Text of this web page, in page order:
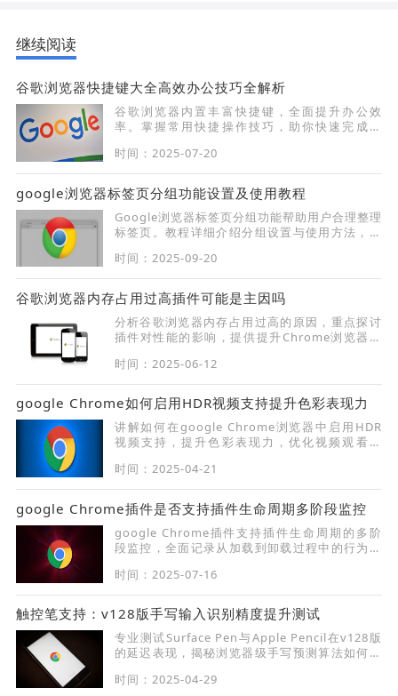
继续阅读
谷歌浏览器快捷键大全高效办公技巧全解析
谷歌浏览器内置丰富快捷键，全面提升办公效
率。掌握常用快捷操作技巧，助你快速完成任
时间：2025-07-20
google浏览器标签页分组功能设置及使用教程
Google浏览器标签页分组功能帮助用户合理整理
标签页。教程详细介绍分组设置与使用方法，提
时间：2025-09-20
谷歌浏览器内存占用过高插件可能是主因吗
分析谷歌浏览器内存占用过高的原因，重点探讨
插件对性能的影响，提供提升Chrome浏览器运
时间：2025-06-12
google Chrome如何启用HDR视频支持提升色彩表现力
讲解如何在google Chrome浏览器中启用HDR
视频支持，提升色彩表现力，优化视频观看效
时间：2025-04-21
google Chrome插件是否支持插件生命周期多阶段监控
google Chrome插件支持插件生命周期的多阶
段监控，全面记录从加载到卸载过程中的行为数
时间：2025-07-16
触控笔支持：v128版手写输入识别精度提升测试
专业测试Surface Pen与Apple Pencil在v128版
的延迟表现，揭秘浏览器级手写预测算法如何提
时间：2025-04-29